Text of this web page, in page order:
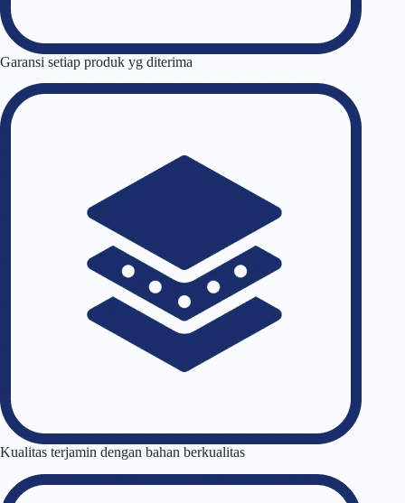
Garansi setiap produk yg diterima
Kualitas terjamin dengan bahan berkualitas